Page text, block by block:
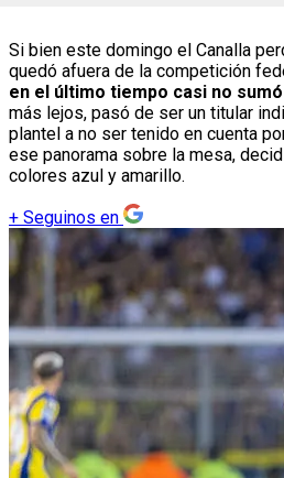
Si bien este domingo el Canalla
quedó afuera de la competición
en el último tiempo casi no
más lejos, pasó de ser un titular
plantel a no ser tenido en cuenta
ese panorama sobre la mesa,
colores azul y amarillo.
+ Seguinos en